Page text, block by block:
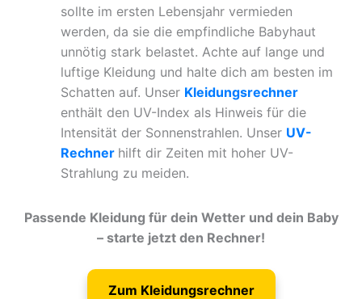
sollte im ersten Lebensjahr vermieden
werden, da sie die empfindliche Babyhaut
unnötig stark belastet. Achte auf lange und
luftige Kleidung und halte dich am besten im
Schatten auf. Unser Kleidungsrechner
enthält den UV-Index als Hinweis für die
Intensität der Sonnenstrahlen. Unser UV-
Rechner hilft dir Zeiten mit hoher UV-
Strahlung zu meiden.
Passende Kleidung für dein Wetter und dein Baby
– starte jetzt den Rechner!
Zum Kleidungsrechner